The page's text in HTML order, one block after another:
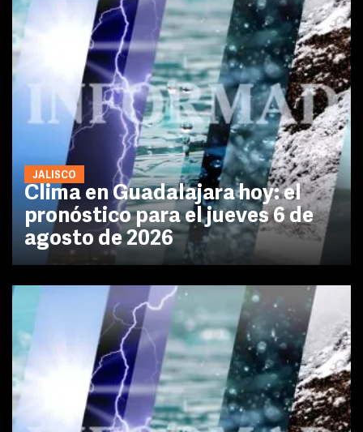
JALISCO
Clima en Guadalajara hoy: el
pronóstico para el jueves 6 de
agosto de 2026